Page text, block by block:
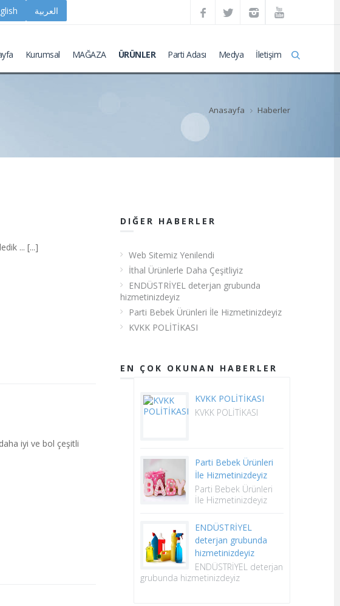
Kurumsal MAĞAZA ÜRÜNLER Parti Adası Medya İletişim
Anasayfa Haberler
... [...]
iyi ve bol çeşitli
DIĞER HABERLER
Web Sitemiz Yenilendi
İthal Ürünlerle Daha Çeşitliyiz
ENDÜSTRİYEL deterjan grubunda
hizmetinizdeyiz
Parti Bebek Ürünleri İle Hizmetinizdeyiz
KVKK POLİTİKASI
EN ÇOK OKUNAN HABERLER
KVKK POLİTİKASI
KVKK POLİTİKASI
Parti Bebek Ürünleri
İle Hizmetinizdeyiz
Parti Bebek Ürünleri
İle Hizmetinizdeyiz
ENDÜSTRİYEL
deterjan grubunda
hizmetinizdeyiz
ENDÜSTRİYEL deterjan
grubunda hizmetinizdeyiz